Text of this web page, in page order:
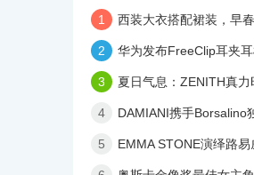
1 西装大衣搭配裙装，早
2 华为发布FreeClip耳夹耳机全新配色暖
3 夏日气息：ZENITH真力时倾力呈献DEFY
4 DAMIANI携手Borsalino独家跨界
5 EMMA STONE演绎路